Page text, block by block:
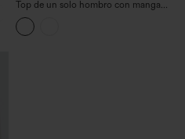
Top de un solo hombro con manga
corta, dobladillo curvo high‑low,
sujetador integrado y estampado de
lunares, estilo casual